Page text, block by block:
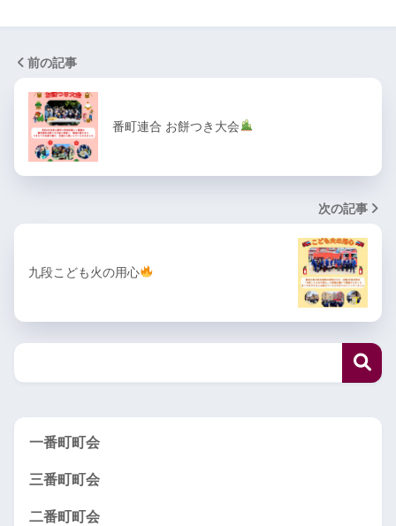
前の記事
番町連合 お餅つき大会
次の記事
九段こども火の用心
一番町町会
三番町町会
二番町町会